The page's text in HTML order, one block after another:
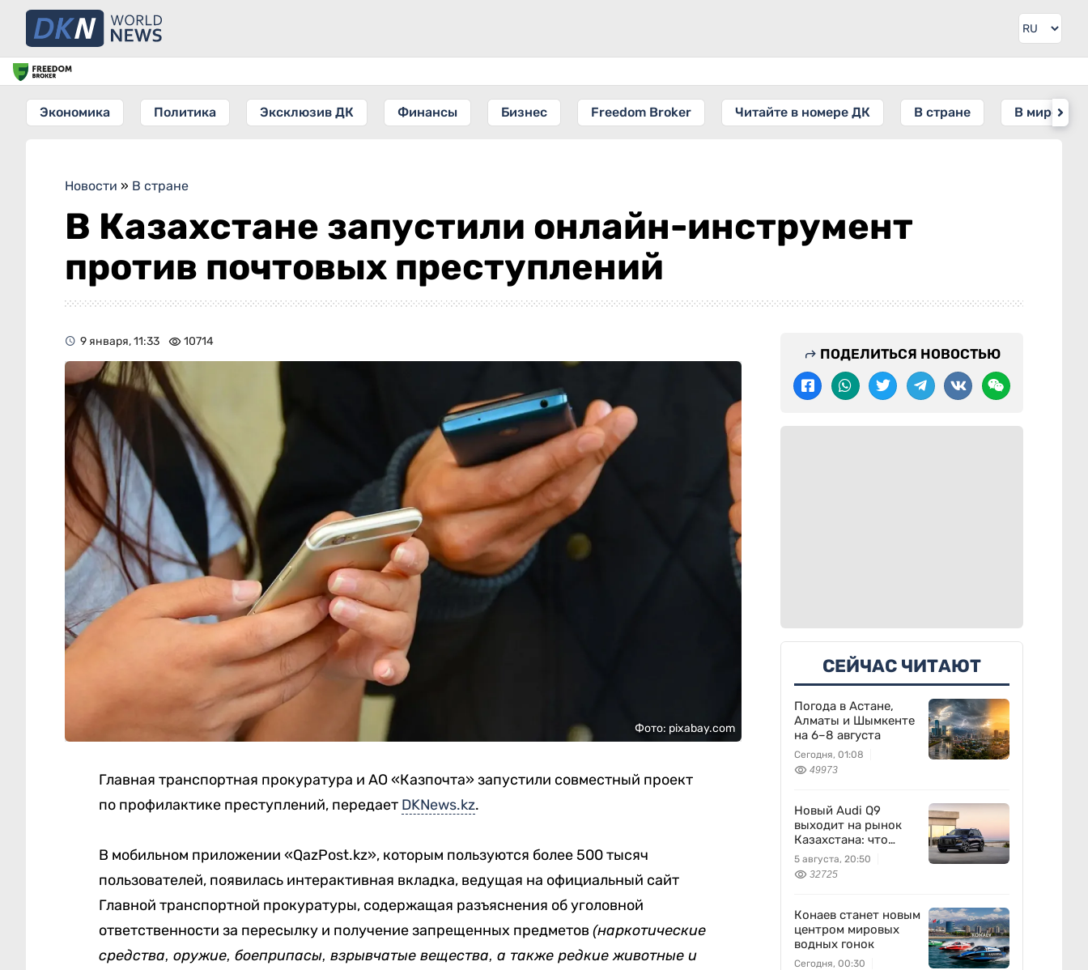
Экономика Политика Эксклюзив ДК Финансы Бизнес Freedom Broker Читайте в номере ДК В стране В мире
Новости » В стране
В Казахстане запустили онлайн-инструмент
против почтовых преступлений
9 января, 11:33 10714
Фото: pixabay.com
Главная транспортная прокуратура и АО «Казпочта» запустили совместный проект
по профилактике преступлений, передает DKNews.kz.
В мобильном приложении «QazPost.kz», которым пользуются более 500 тысяч
пользователей, появилась интерактивная вкладка, ведущая на официальный сайт
Главной транспортной прокуратуры, содержащая разъяснения об уголовной
ответственности за пересылку и получение запрещенных предметов (наркотические
средства, оружие, боеприпасы, взрывчатые вещества, а также редкие животные и
ПОДЕЛИТЬСЯ НОВОСТЬЮ
СЕЙЧАС ЧИТАЮТ
Погода в Астане,
Алматы и Шымкенте
на 6–8 августа
Сегодня, 01:08
49973
Новый Audi Q9
выходит на рынок
Казахстана: что
известно
5 августа, 20:50
32725
Конаев станет новым
центром мировых
водных гонок
Сегодня, 00:30